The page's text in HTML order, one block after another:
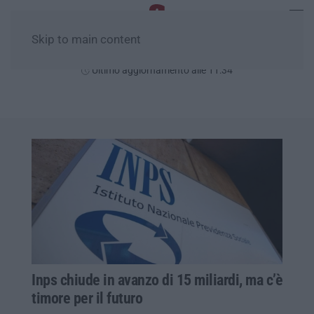
Skip to main content
Ultimo aggiornamento alle 11:34
Inps chiude in avanzo di 15 miliardi, ma c’è
timore per il futuro